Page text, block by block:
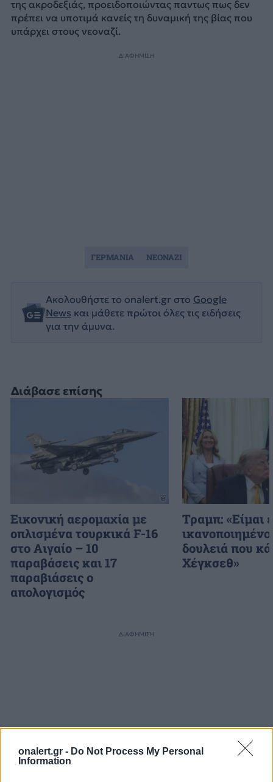
onalert.gr - Do Not Process My Personal
Information
Διάβασε επίσης
Εικονική αερομαχία με
οπλισμένα τουρκικά F-16
στο Αιγαίο – 10
παραβάσεις και 17
παραβιάσεις ο
απολογισμός
Τραμπ: «Είμαι
δουλειά που
Χέγκσεθ»
της ακροδεξιάς, προειδοποιώντας παντως πως δεν
πρέπει να υποτιμά κανείς τη δυναμική της βίας που
υπάρχει στους νεοναζί.
ΔΙΑΦΗΜΙΣΗ
Ακολουθήστε το onalert.gr στο Google
News και μάθετε πρώτοι όλες τις ειδήσεις
για την άμυνα.
ΓΕΡΜΑΝΙΑ ΝΕΟΝΑΖΙ
ΔΙΑΦΗΜΙΣΗ